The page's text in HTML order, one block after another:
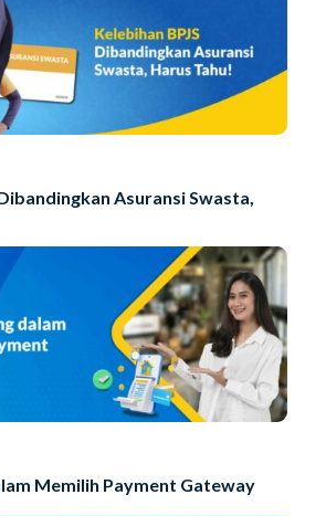
Asuransi Swasta,
Memilih Payment Gateway